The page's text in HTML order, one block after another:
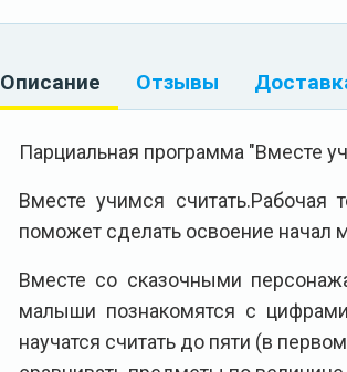
Описание Отзывы
Парциальная программа "Вместе
Вместе учимся
поможет сделать освоение начал
Вместе со сказочными
малыши познакомятся с
научатся считать до пяти (в